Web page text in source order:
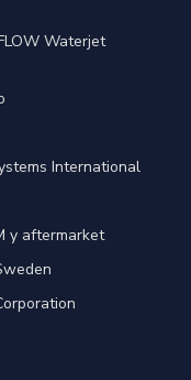
Waterjet
International
y aftermarket